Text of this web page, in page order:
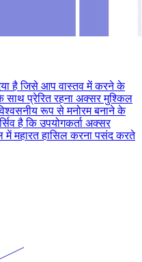
है जिसे आप वास्तव में करने के
प्रेरित रहना अक्सर मुश्किल
रूप से मनोरम बनाने के
है कि उपयोगकर्ता अक्सर
में महारत हासिल करना पसंद करते